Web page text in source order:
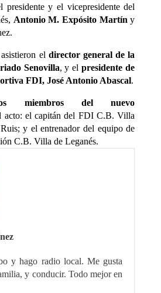
presidente y el vicepresidente del
Antonio M. Expósito Martíny
el director general de la
Senovilla, y elpresidente de
FDI, José Antonio Abascal.
miembros del nuevo
acto: el capitán del FDI C.B. Villa
y el entrenador del equipo de
C.B. Villa de Leganés.
y hago radio local. Me gusta
y conducir. Todo mejor en